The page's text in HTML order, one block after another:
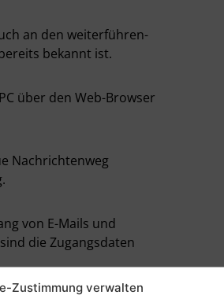
Zustimmung verwalten
an den weiterführen­
be­kannt ist.
über den Web-Browser
Nach­richtenweg
von E-Mails und
die Zugangsdaten